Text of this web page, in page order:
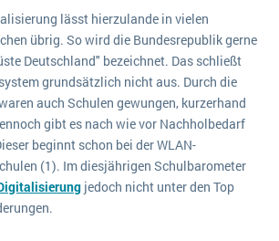
Wartung
- Ein Leitfaden für Unternehmen
Software
lässt hierzulande in vielen
übrig. So wird die Bundesrepublik gerne
Deutschland" bezeichnet. Das schließt
grundsätzlich nicht aus. Durch die
auch Schulen gewungen, kurzerhand
gibt es nach wie vor Nachholbedarf
beginnt schon bei der WLAN-
(1). Im diesjährigen Schulbarometer
jedoch nicht unter den Top